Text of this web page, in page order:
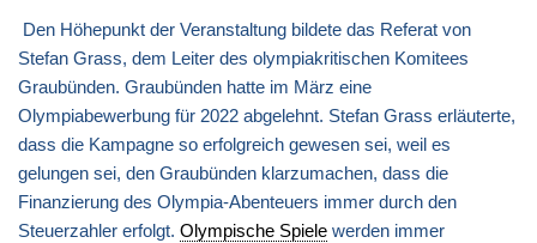
Den Höhepunkt der Veranstaltung bildete das Referat von
Stefan Grass, dem Leiter des olympiakritischen Komitees
Graubünden. Graubünden hatte im März eine
Olympiabewerbung für 2022 abgelehnt. Stefan Grass erläuterte,
dass die Kampagne so erfolgreich gewesen sei, weil es
gelungen sei, den Graubünden klarzumachen, dass die
Finanzierung des Olympia-Abenteuers immer durch den
Steuerzahler erfolgt. Olympische Spiele werden immer